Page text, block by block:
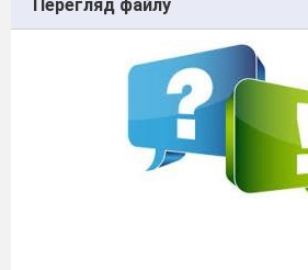
Перегляд файлу